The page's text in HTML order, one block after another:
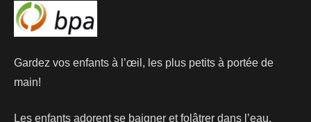
Gardez vos enfants à l’œil, les plus petits à portée de
main!
Les enfants adorent se baigner et folâtrer dans l’eau.